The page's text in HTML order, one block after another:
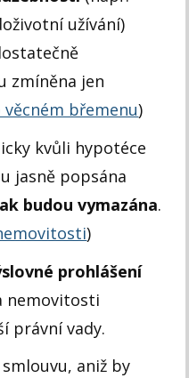
užívání)
zmíněna jen
věcném břemenu)
kvůli hypotéce
jasně popsána
budou vymazána.
)
prohlášení
nemovitosti
právní vady.
aniž by